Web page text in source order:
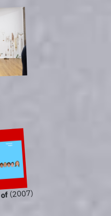
(2007)